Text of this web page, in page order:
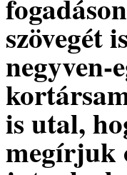
szövegét
negyven-
is utal,
megírjuk